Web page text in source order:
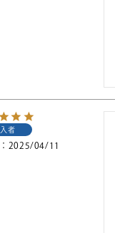
者
2025/04/11